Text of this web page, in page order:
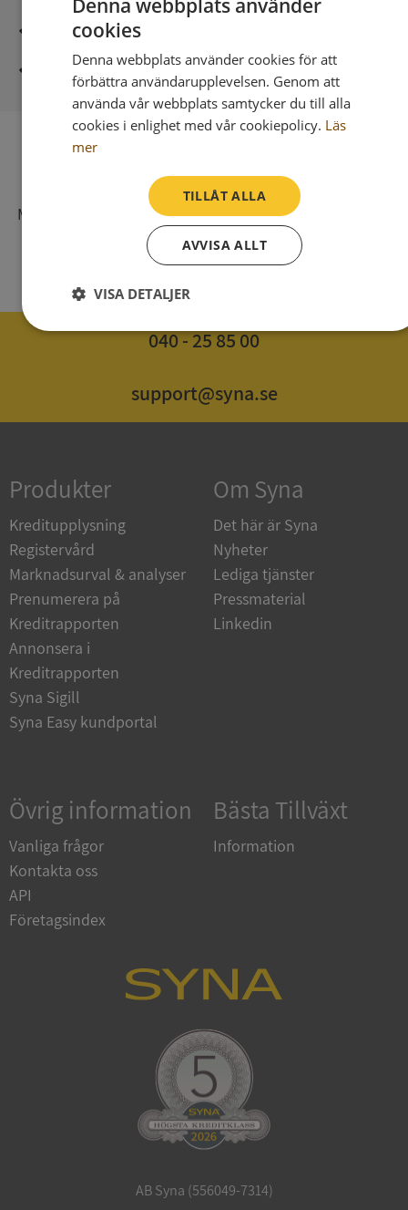
Direkt digital leverans
Syna - Kreditupplysningar sedan 1947
Syna har för webbplatsen www.syna.se ett av
Myndigheten för press, radio och tv s.k. utgivningsbevis
som bl. a. innebär att det vi publicerar på internet har
samma grundlagsskydd som i tidningar, radio och tv.
040 - 25 85 00
support@syna.se
Produkter
Kreditupplysning
Registervård
Marknadsurval & analyser
Prenumerera på
Kreditrapporten
Annonsera i
Kreditrapporten
Syna Sigill
Syna Easy kundportal
Om Syna
Det här är Syna
Nyheter
Lediga tjänster
Pressmaterial
Linkedin
Övrig information
Vanliga frågor
Kontakta oss
API
Företagsindex
Bästa Tillväxt
Information
AB Syna (556049-7314)
Denna webbplats använder
cookies
Denna webbplats använder cookies för att
förbättra användarupplevelsen. Genom att
använda vår webbplats samtycker du till alla
cookies i enlighet med vår cookiepolicy. Läs
mer
TILLÅT ALLA
AVVISA ALLT
VISA DETALJER
Strikt
nödvändigt
Prestanda Inriktning
Funktioner Oklassificerade
Prestanda
Funktioner
Oklassificerade
Strikt nödvändiga kakor tillåter kärnwebbplatsfunktioner
som användarinloggning och kontohantering.
nödvändiga cookies.
__RequestVerificationToken
.youtube.com
de.syna.se